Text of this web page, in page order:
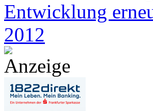
Entwicklung
2012
Anzeige